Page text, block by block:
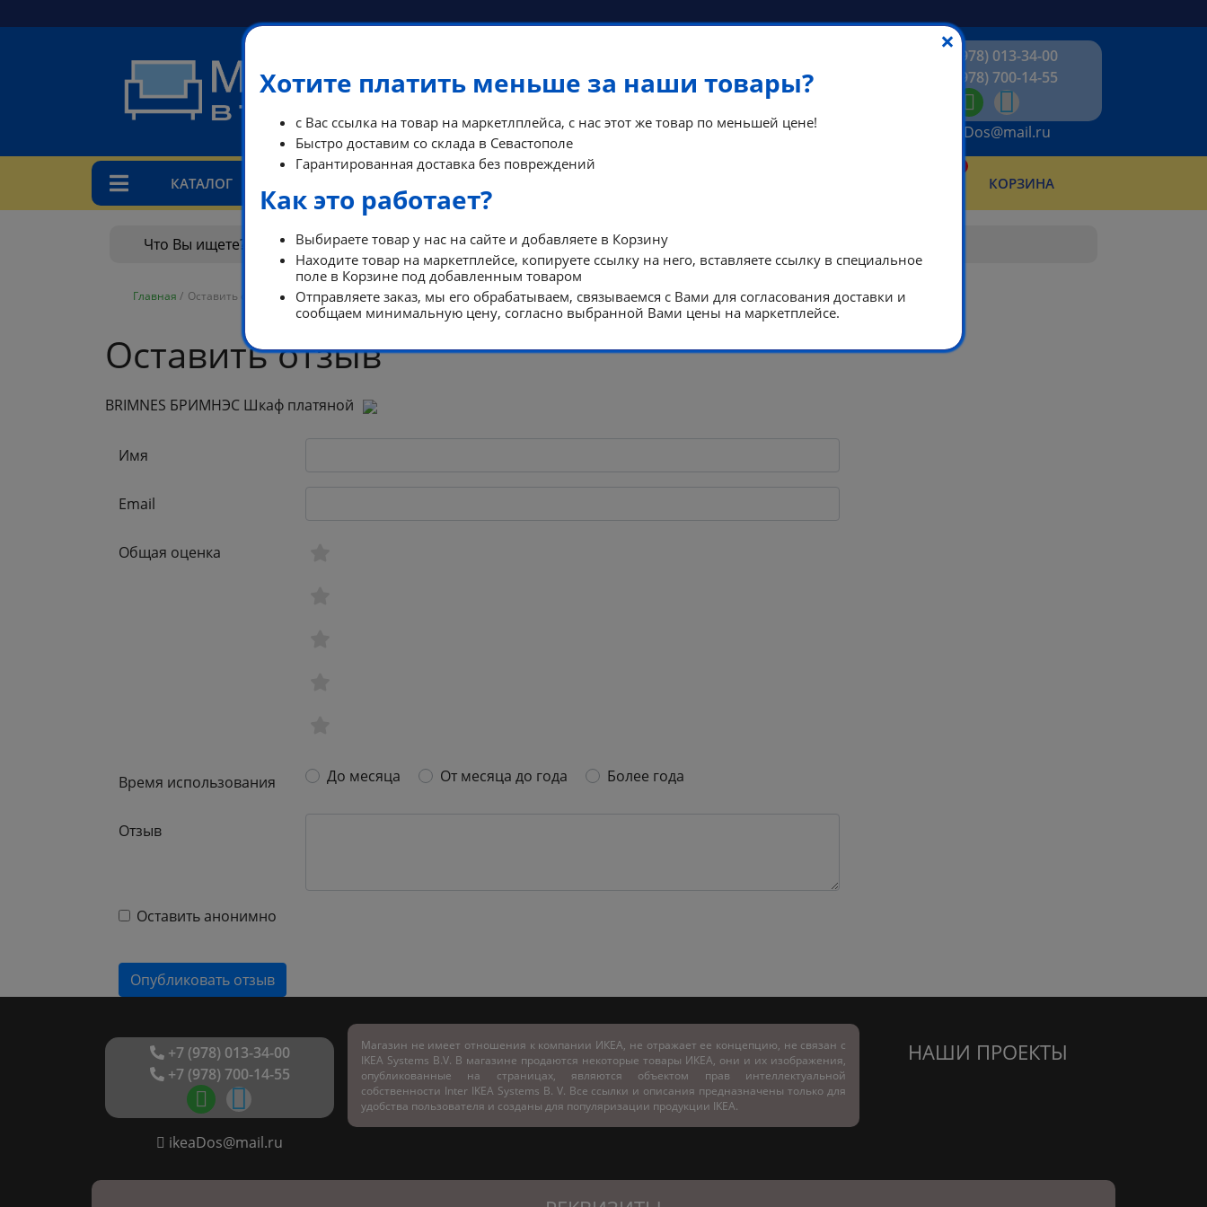
+7 (978) 013-34-00
+7 (978) 700-14-55
ikeaDos@mail.ru
КАТАЛОГ КОРЗИНА
Главная / Оставить отзыв
Оставить отзыв
BRIMNES БРИМНЭС Шкаф платяной
Имя
Email
Общая оценка
Время использования До месяца От месяца до года Более года
Отзыв
Оставить анонимно
+7 (978) 013-34-00
+7 (978) 700-14-55
ikeaDos@mail.ru
Магазин не имеет отношения к компании ИКЕА, не отражает ее концепцию, не связан с
IKEA Systems B.V. В магазине продаются некоторые товары ИКЕА, они и их изображения,
опубликованные на страницах, являются объектом прав интеллектуальной
собственности Inter IKEA Systems B. V. Все ссылки и описания предназначены только для
удобства пользователя и созданы для популяризации продукции IKEA.
НАШИ ПРОЕКТЫ
×
Хотите платить меньше за наши товары?
с Вас ссылка на товар на маркетлплейса, с нас этот же товар по меньшей цене!
Быстро доставим со склада в Севастополе
Гарантированная доставка без повреждений
Как это работает?
Выбираете товар у нас на сайте и добавляете в Корзину
Находите товар на маркетплейсе, копируете ссылку на него, вставляете ссылку в специальное
поле в Корзине под добавленным товаром
Отправляете заказ, мы его обрабатываем, связываемся с Вами для согласования доставки и
сообщаем минимальную цену, согласно выбранной Вами цены на маркетплейсе.